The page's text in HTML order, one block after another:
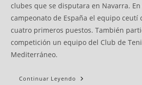
clubes que se disputara en Navarra.
campeonato de España el equipo ceutí
cuatro primeros puestos. También
competición un equipo del Club de
Mediterráneo.
Continuar Leyendo